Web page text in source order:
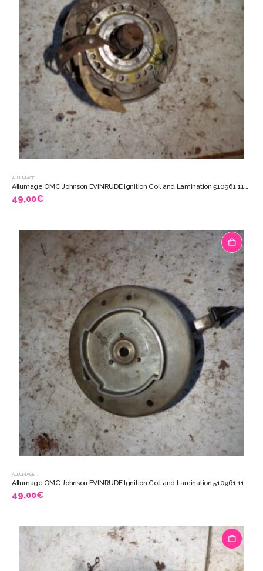
ALLUMAGE
Allumage OMC Johnson EVINRUDE Ignition Coil and Lamination 510961 11025
49,00€
ALLUMAGE
Allumage OMC Johnson EVINRUDE Ignition Coil and Lamination 510961 11025
49,00€